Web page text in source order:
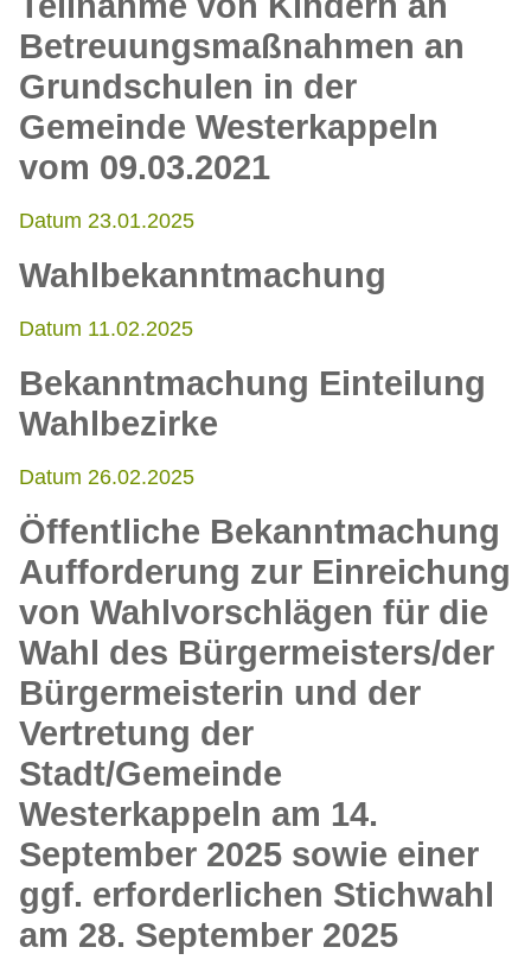
Betreuungsmaßnahmen an
Grundschulen in der
Gemeinde Westerkappeln
vom 09.03.2021
Datum 23.01.2025
Wahlbekanntmachung
Datum 11.02.2025
Bekanntmachung Einteilung
Wahlbezirke
Datum 26.02.2025
Öffentliche Bekanntmachung
Aufforderung zur Einreichung
von Wahlvorschlägen für die
Wahl des Bürgermeisters/der
Bürgermeisterin und der
Vertretung der
Stadt/Gemeinde
Westerkappeln am 14.
September 2025 sowie einer
ggf. erforderlichen Stichwahl
am 28. September 2025